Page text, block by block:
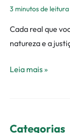
3 minutos de leitura
Cada real que
natureza e a
Leia mais »
Categorias